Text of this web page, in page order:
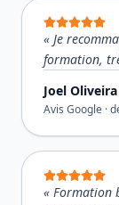
« Je
formation,
Joel Oliveira
Avis Google ·
« Formation